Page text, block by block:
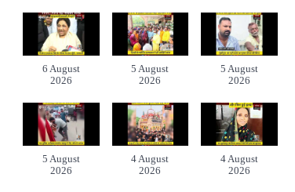
6 August
2026
5 August
2026
5 August
2026
5 August
2026
4 August
2026
4 August
2026